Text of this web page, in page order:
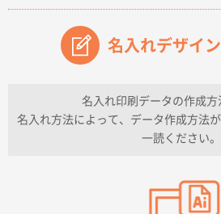
原稿データ流用が可能で価格が
兵庫県のお客様
チケットホルダー ダブルポケッ
上記のとおりです。
柳さんの対応が素晴らしかった。
名入れデザイ
名入れ印刷データの作成方
名入れ方法によって、データ作成方法
一読ください。